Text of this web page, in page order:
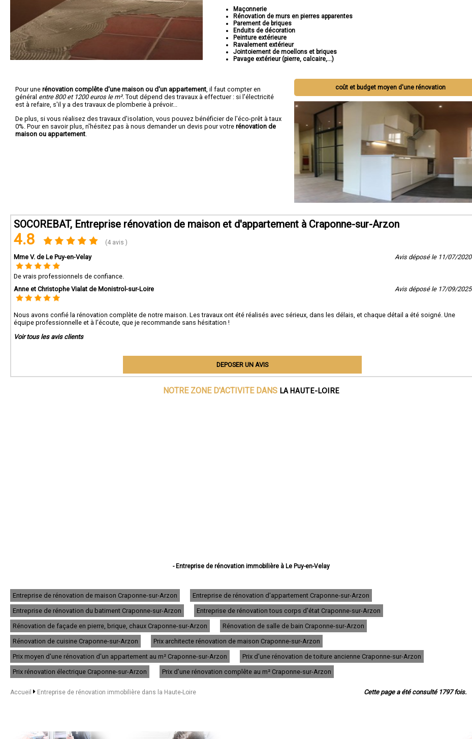
Maçonnerie
Rénovation de murs en pierres apparentes
Parement de briques
Enduits de décoration
Peinture extérieure
Ravalement extérieur
Jointoiement de moellons et briques
Pavage extérieur (pierre, calcaire,...)
coût et budget moyen d'une rénovation
Pour une rénovation complête d'une maison ou d'un appartement , il faut compter en
général entre 800 et 1200 euros le m². Tout dépend des travaux à effectuer : si l'électricité
est à refaire, s'il y a des travaux de plomberie à prévoir...
De plus, si vous réalisez des travaux d'isolation, vous pouvez bénéficier de l'éco-prêt à taux
0%. Pour en savoir plus, n'hésitez pas à nous demander un devis pour votre rénovation de
maison ou appartement
SOCOREBAT, Entreprise rénovation de maison et d'appartement à Craponne-sur-Arzon
4.8 (4 avis )
Mme V. de Le Puy-en-Velay Avis déposé le 11/07/2020
De vrais professionnels de confiance.
Anne et Christophe Vialat de Monistrol-sur-Loire
Avis déposé le 17/09/2025
Nous avons confié la rénovation complète de notre maison. Les travaux ont été réalisés avec sérieux, dans les délais, et chaque détail a été soigné. Une
équipe professionnelle et à l’écoute, que je recommande sans hésitation !
Voir tous les avis clients
DEPOSER UN AVIS
NOTRE ZONE D'ACTIVITE DANS LA HAUTE-LOIRE
- Entreprise de rénovation immobilière à Le Puy-en-Velay
- Entreprise de rénovation immobilière à Brioude
- Entreprise de rénovation immobilière à Sainte-Sigolène
- Entreprise de rénovation immobilière à Aurec-sur-Loire
- Entreprise de rénovation immobilière à Saint-Just-Malmont
- Entreprise de rénovation immobilière à Brives-Charensac
- Entreprise de rénovation immobilière à Langeac
- Entreprise de rénovation immobilière à Bas-en-Basset
- Entreprise de rénovation immobilière à Espaly-Saint-Marcel
- Entreprise de rénovation immobilière à Vals-près-le-Puy
- Entreprise de rénovation immobilière à Saint-Germain-Laprade
- Entreprise de rénovation immobilière à Saint-Didier-en-Velay
- Entreprise de rénovation immobilière à Polignac
Entreprise de rénovation de maison Craponne-sur-Arzon
Entreprise de rénovation d'appartement Craponne-sur-Arzon
Entreprise de rénovation du batiment Craponne-sur-Arzon
Entreprise de rénovation tous corps d'état Craponne-sur-Arzon
Rénovation de façade en pierre, brique, chaux Craponne-sur-Arzon
Rénovation de salle de bain Craponne-sur-Arzon
Rénovation de cuisine Craponne-sur-Arzon
Prix architecte rénovation de maison Craponne-sur-Arzon
Prix moyen d'une rénovation d'un appartement au m² Craponne-sur-Arzon
Prix d'une rénovation de toiture ancienne Craponne-sur-Arzon
Prix rénovation électrique Craponne-sur-Arzon
Prix d'une rénovation complête au m² Craponne-sur-Arzon
Cette page a été consulté 1797 fois.
Accueil Entreprise de rénovation immobilière dans la Haute-Loire